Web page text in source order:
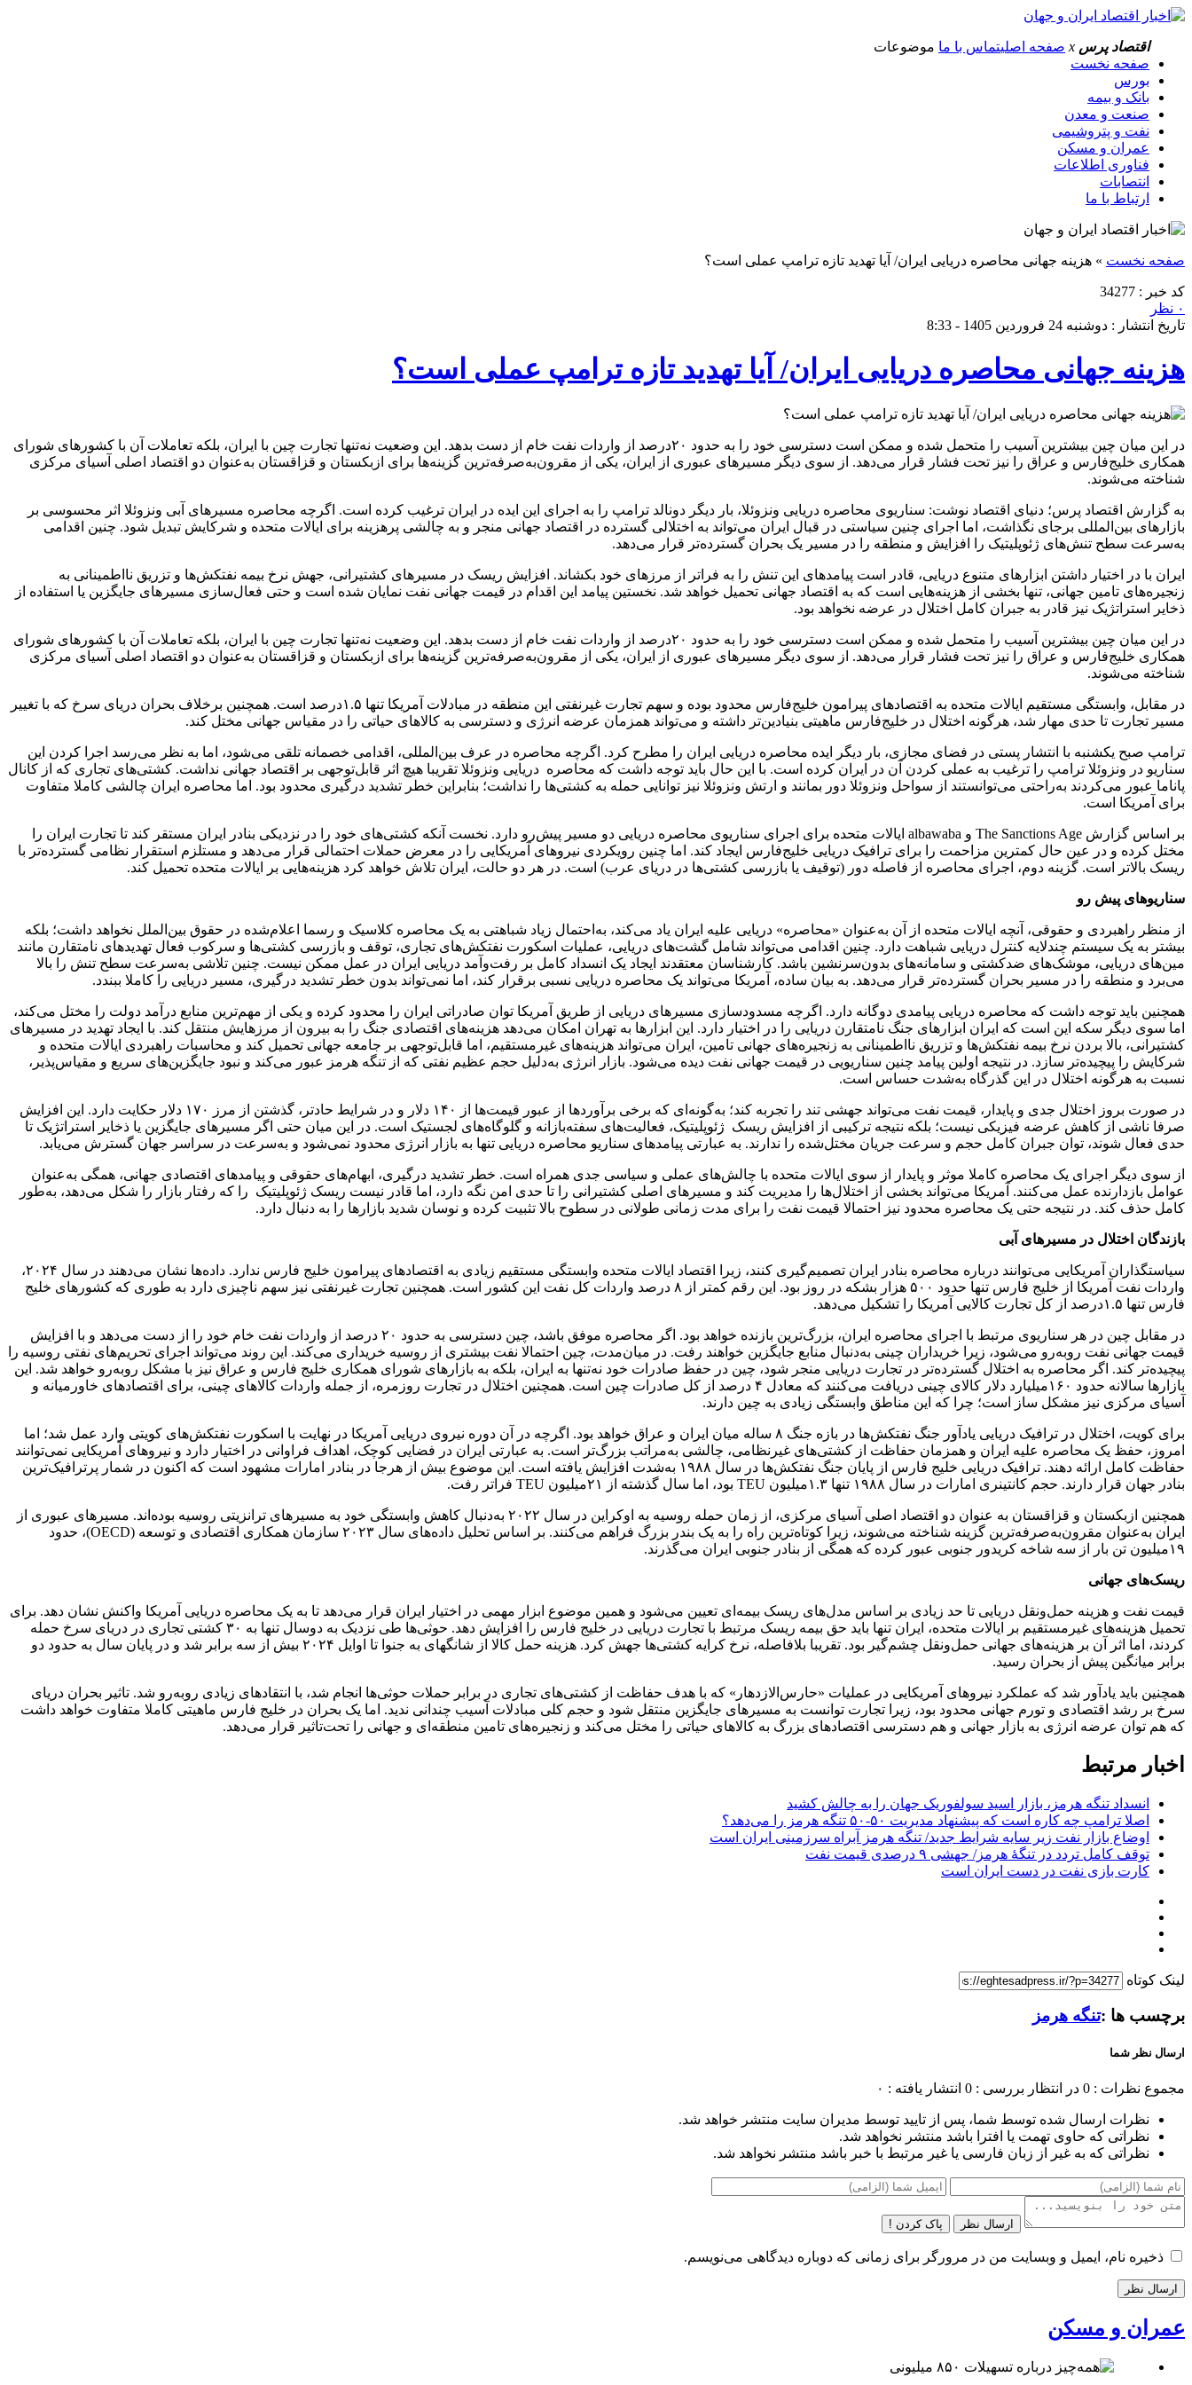
اقتصاد پرس x صفحه اصلیتماس با ما موضوعات
صفحه نخست
بورس
بانک و بیمه
صنعت و معدن
نفت و پتروشیمی
عمران و مسکن
فناوری اطلاعات
انتصابات
ارتباط با ما
صفحه نخست » هزینه جهانی محاصره دریایی ایران/ آیا تهدید تازه ترامپ عملی است؟
کد خبر : 34277
۰ نظر
تاریخ انتشار : دوشنبه 24 فروردین 1405 - 8:33
هزینه جهانی محاصره دریایی ایران/ آیا تهدید تازه ترامپ عملی است؟
در این میان چین بیشترین آسیب را متحمل شده و ممکن است دسترسی خود را به حدود ۲۰درصد از واردات نفت خام از دست بدهد. این وضعیت نه‌تنها تجارت چین با ایران، بلکه تعاملات آن با کشورهای شورای
همکاری خلیج‌فارس و عراق را نیز تحت فشار قرار می‌دهد. از سوی دیگر مسیرهای عبوری از ایران، یکی از مقرون‌به‌صرفه‌ترین گزینه‌ها برای ازبکستان و قزاقستان به‌عنوان دو اقتصاد اصلی آسیای مرکزی
شناخته می‌شوند.
به گزارش اقتصاد پرس؛ دنیای اقتصاد نوشت: سناریوی محاصره دریایی ونزوئلا، بار دیگر دونالد ترامپ را به اجرای این ایده در ایران ترغیب کرده است. اگرچه محاصره مسیر‌های آبی ونزوئلا اثر محسوسی بر
بازار‌های بین‌المللی برجای نگذاشت، اما اجرای چنین سیاستی در قبال ایران می‌تواند به اختلالی گسترده در اقتصاد جهانی منجر و به چالشی پرهزینه برای ایالات متحده و شرکایش تبدیل شود. چنین اقدامی
به‌سرعت سطح تنش‌های ژئوپلیتیک را افزایش و منطقه را در مسیر یک بحران گسترده‌تر قرار می‌دهد.
ایران با در اختیار داشتن ابزار‌های متنوع دریایی، قادر است پیامد‌های این تنش را به فراتر از مرز‌های خود بکشاند. افزایش ریسک در مسیر‌های کشتیرانی، جهش نرخ بیمه نفتکش‌ها و تزریق نااطمینانی به
زنجیره‌های تامین جهانی، تنها بخشی از هزینه‌هایی است که به اقتصاد جهانی تحمیل خواهد شد. نخستین پیامد این اقدام در قیمت جهانی نفت نمایان شده است و حتی فعال‌سازی مسیر‌های جایگزین یا استفاده از
ذخایر استراتژیک نیز قادر به جبران کامل اختلال در عرضه نخواهد بود.
در این میان چین بیشترین آسیب را متحمل شده و ممکن است دسترسی خود را به حدود ۲۰درصد از واردات نفت خام از دست بدهد. این وضعیت نه‌تنها تجارت چین با ایران، بلکه تعاملات آن با کشور‌های شورای
همکاری خلیج‌فارس و عراق را نیز تحت فشار قرار می‌دهد. از سوی دیگر مسیر‌های عبوری از ایران، یکی از مقرون‌به‌صرفه‌ترین گزینه‌ها برای ازبکستان و قزاقستان به‌عنوان دو اقتصاد اصلی آسیای مرکزی
شناخته می‌شوند.
در مقابل، وابستگی مستقیم ایالات متحده به اقتصاد‌های پیرامون خلیج‌فارس محدود بوده و سهم تجارت غیرنفتی این منطقه در مبادلات آمریکا تنها ۱.۵درصد است. همچنین برخلاف بحران دریای سرخ که با تغییر
مسیر تجارت تا حدی مهار شد، هرگونه اختلال در خلیج‌فارس ماهیتی بنیادین‌تر داشته و می‌تواند همزمان عرضه انرژی و دسترسی به کالا‌های حیاتی را در مقیاس جهانی مختل کند.
ترامپ صبح یکشنبه با انتشار پستی در فضای مجازی، بار دیگر ایده محاصره دریایی ایران را مطرح کرد. اگرچه محاصره در عرف بین‌المللی، اقدامی خصمانه تلقی می‌شود، اما به نظر می‌رسد اجرا کردن این
سناریو در ونزوئلا ترامپ را ترغیب به عملی کردن آن در ایران کرده است. با این حال باید توجه داشت که محاصره دریایی ونزوئلا تقریبا هیچ اثر قابل‌توجهی بر اقتصاد جهانی نداشت. کشتی‌های تجاری که از کانال
پاناما عبور می‌کردند به‌راحتی می‌توانستند از سواحل ونزوئلا دور بمانند و ارتش ونزوئلا نیز توانایی حمله به کشتی‌ها را نداشت؛ بنابراین خطر تشدید درگیری محدود بود. اما محاصره ایران چالشی کاملا متفاوت
برای آمریکا است.
بر اساس گزارش The Sanctions Age و albawaba ایالات متحده برای اجرای سناریوی محاصره دریایی دو مسیر پیش‌رو دارد. نخست آنکه کشتی‌های خود را در نزدیکی بنادر ایران مستقر کند تا تجارت ایران را
مختل کرده و در عین حال کمترین مزاحمت را برای ترافیک دریایی خلیج‌فارس ایجاد کند. اما چنین رویکردی نیرو‌های آمریکایی را در معرض حملات احتمالی قرار می‌دهد و مستلزم استقرار نظامی گسترده‌تر با
ریسک بالاتر است. گزینه دوم، اجرای محاصره از فاصله دور (توقیف یا بازرسی کشتی‌ها در دریای عرب) است. در هر دو حالت، ایران تلاش خواهد کرد هزینه‌هایی بر ایالات متحده تحمیل کند.
سناریو‌های پیش رو
از منظر راهبردی و حقوقی، آنچه ایالات متحده از آن به‌عنوان «محاصره» دریایی علیه ایران یاد می‌کند، به‌احتمال زیاد شباهتی به یک محاصره کلاسیک و رسما اعلام‌شده در حقوق بین‌الملل نخواهد داشت؛ بلکه
بیشتر به یک سیستم چندلایه کنترل دریایی شباهت دارد. چنین اقدامی می‌تواند شامل گشت‌های دریایی، عملیات اسکورت نفتکش‌های تجاری، توقف و بازرسی کشتی‌ها و سرکوب فعال تهدید‌های نامتقارن مانند
مین‌های دریایی، موشک‌های ضدکشتی و سامانه‌های بدون‌سرنشین باشد. کارشناسان معتقدند ایجاد یک انسداد کامل بر رفت‌وآمد دریایی ایران در عمل ممکن نیست. چنین تلاشی به‌سرعت سطح تنش را بالا
می‌برد و منطقه را در مسیر بحران گسترده‌تر قرار می‌دهد. به بیان ساده، آمریکا می‌تواند یک محاصره دریایی نسبی برقرار کند، اما نمی‌تواند بدون خطر تشدید درگیری، مسیر دریایی را کاملا ببندد.
همچنین باید توجه داشت که محاصره دریایی پیامدی دوگانه دارد. اگرچه مسدودسازی مسیر‌های دریایی از طریق آمریکا توان صادراتی ایران را محدود کرده و یکی از مهم‌ترین منابع درآمد دولت را مختل می‌کند،
اما سوی دیگر سکه این است که ایران ابزار‌های جنگ نامتقارن دریایی را در اختیار دارد. این ابزار‌ها به تهران امکان می‌دهد هزینه‌های اقتصادی جنگ را به بیرون از مرزهایش منتقل کند. با ایجاد تهدید در مسیر‌های
کشتیرانی، بالا بردن نرخ بیمه نفتکش‌ها و تزریق نااطمینانی به زنجیره‌های جهانی تامین، ایران می‌تواند هزینه‌های غیرمستقیم، اما قابل‌توجهی بر جامعه جهانی تحمیل کند و محاسبات راهبردی ایالات متحده و
شرکایش را پیچیده‌تر سازد. در نتیجه اولین پیامد چنین سناریویی در قیمت جهانی نفت دیده می‌شود. بازار انرژی به‌دلیل حجم عظیم نفتی که از تنگه هرمز عبور می‌کند و نبود جایگزین‌های سریع و مقیاس‌پذیر،
نسبت به هرگونه اختلال در این گذرگاه به‌شدت حساس است.
در صورت بروز اختلال جدی و پایدار، قیمت نفت می‌تواند جهشی تند را تجربه کند؛ به‌گونه‌ای که برخی برآورد‌ها از عبور قیمت‌ها از ۱۴۰ دلار و در شرایط حادتر، گذشتن از مرز ۱۷۰ دلار حکایت دارد. این افزایش
صرفا ناشی از کاهش عرضه فیزیکی نیست؛ بلکه نتیجه ترکیبی از افزایش ریسک ژئوپلیتیک، فعالیت‌های سفته‌بازانه و گلوگاه‌های لجستیک است. در این میان حتی اگر مسیر‌های جایگزین یا ذخایر استراتژیک تا
حدی فعال شوند، توان جبران کامل حجم و سرعت جریان مختل‌شده را ندارند. به عبارتی پیامد‌های سناریو محاصره دریایی تنها به بازار انرژی محدود نمی‌شود و به‌سرعت در سراسر جهان گسترش می‌یابد.
از سوی دیگر اجرای یک محاصره کاملا موثر و پایدار از سوی ایالات متحده با چالش‌های عملی و سیاسی جدی همراه است. خطر تشدید درگیری، ابهام‌های حقوقی و پیامد‌های اقتصادی جهانی، همگی به‌عنوان
عوامل بازدارنده عمل می‌کنند. آمریکا می‌تواند بخشی از اختلال‌ها را مدیریت کند و مسیر‌های اصلی کشتیرانی را تا حدی امن نگه دارد، اما قادر نیست ریسک ژئوپلیتیک را که رفتار بازار را شکل می‌دهد، به‌طور
کامل حذف کند. در نتیجه حتی یک محاصره محدود نیز احتمالا قیمت نفت را برای مدت زمانی طولانی در سطوح بالا تثبیت کرده و نوسان شدید بازار‌ها را به دنبال دارد.
بازندگان اختلال در مسیر‌های آبی
سیاستگذاران آمریکایی می‌توانند درباره محاصره بنادر ایران تصمیم‌گیری کنند، زیرا اقتصاد ایالات متحده وابستگی مستقیم زیادی به اقتصاد‌های پیرامون خلیج فارس ندارد. داده‌ها نشان می‌دهند در سال ۲۰۲۴،
واردات نفت آمریکا از خلیج فارس تنها حدود ۵۰۰ هزار بشکه در روز بود. این رقم کمتر از ۸ درصد واردات کل نفت این کشور است. همچنین تجارت غیرنفتی نیز سهم ناچیزی دارد به طوری که کشور‌های خلیج
فارس تنها ۱.۵درصد از کل تجارت کالایی آمریکا را تشکیل می‌دهد.
در مقابل چین در هر سناریوی مرتبط با اجرای محاصره ایران، بزرگ‌ترین بازنده خواهد بود. اگر محاصره موفق باشد، چین دسترسی به حدود ۲۰ درصد از واردات نفت خام خود را از دست می‌دهد و با افزایش
قیمت جهانی نفت روبه‌رو می‌شود، زیرا خریداران چینی به‌دنبال منابع جایگزین خواهند رفت. در میان‌مدت، چین احتمالا نفت بیشتری از روسیه خریداری می‌کند. این روند می‌تواند اجرای تحریم‌های نفتی روسیه را
پیچیده‌تر کند. اگر محاصره به اختلال گسترده‌تر در تجارت دریایی منجر شود، چین در حفظ صادرات خود نه‌تنها به ایران، بلکه به بازار‌های شورای همکاری خلیج فارس و عراق نیز با مشکل روبه‌رو خواهد شد. این
بازار‌ها سالانه حدود ۱۶۰‌میلیارد دلار کالای چینی دریافت می‌کنند که معادل ۴ درصد از کل صادرات چین است. همچنین اختلال در تجارت روزمره، از جمله واردات کالا‌های چینی، برای اقتصاد‌های خاورمیانه و
آسیای مرکزی نیز مشکل ساز است؛ چرا که این مناطق وابستگی زیادی به چین دارند.
برای کویت، اختلال در ترافیک دریایی یادآور جنگ نفتکش‌ها در بازه جنگ ۸ ساله میان ایران و عراق خواهد بود. اگرچه در آن دوره نیروی دریایی آمریکا در نهایت با اسکورت نفتکش‌های کویتی وارد عمل شد؛ اما
امروز، حفظ یک محاصره علیه ایران و همزمان حفاظت از کشتی‌های غیرنظامی، چالشی به‌مراتب بزرگ‌تر است. به عبارتی ایران در فضایی کوچک، اهداف فراوانی در اختیار دارد و نیرو‌های آمریکایی نمی‌توانند
حفاظت کامل ارائه دهند. ترافیک دریایی خلیج فارس از پایان جنگ نفتکش‌ها در سال ۱۹۸۸ به‌شدت افزایش یافته است. این موضوع بیش از هرجا در بنادر امارات مشهود است که اکنون در شمار پرترافیک‌ترین
بنادر جهان قرار دارند. حجم کانتینری امارات در سال ۱۹۸۸ تنها ۱.۳‌میلیون TEU بود، اما سال گذشته از ۲۱‌میلیون TEU فراتر رفت.
همچنین ازبکستان و قزاقستان به عنوان دو اقتصاد اصلی آسیای مرکزی، از زمان حمله روسیه به اوکراین در سال ۲۰۲۲ به‌دنبال کاهش وابستگی خود به مسیر‌های ترانزیتی روسیه بوده‌اند. مسیر‌های عبوری از
ایران به‌عنوان مقرون‌به‌صرفه‌ترین گزینه شناخته می‌شوند، زیرا کوتاه‌ترین راه را به یک بندر بزرگ فراهم می‌کنند. بر اساس تحلیل داده‌های سال ۲۰۲۳ سازمان همکاری اقتصادی و توسعه (OECD)، حدود
۱۹‌میلیون تن بار از سه شاخه کریدور جنوبی عبور کرده که همگی از بنادر جنوبی ایران می‌گذرند.
ریسک‌های جهانی
قیمت نفت و هزینه حمل‌ونقل دریایی تا حد زیادی بر اساس مدل‌های ریسک بیمه‌ای تعیین می‌شود و همین موضوع ابزار مهمی در اختیار ایران قرار می‌دهد تا به یک محاصره دریایی آمریکا واکنش نشان دهد. برای
تحمیل هزینه‌های غیرمستقیم بر ایالات متحده، ایران تنها باید حق بیمه ریسک مرتبط با تجارت دریایی در خلیج فارس را افزایش دهد. حوثی‌ها طی نزدیک به دوسال تنها به ۳۰ کشتی تجاری در دریای سرخ حمله
کردند، اما اثر آن بر هزینه‌های جهانی حمل‌ونقل چشم‌گیر بود. تقریبا بلافاصله، نرخ کرایه کشتی‌ها جهش کرد. هزینه حمل کالا از شانگهای به جنوا تا اوایل ۲۰۲۴ بیش از سه برابر شد و در پایان سال به حدود دو
برابر میانگین پیش از بحران رسید.
همچنین باید یادآور شد که عملکرد نیرو‌های آمریکایی در عملیات «حارس‌الازدهار» که با هدف حفاظت از کشتی‌های تجاری در برابر حملات حوثی‌ها انجام شد، با انتقاد‌های زیادی روبه‌رو شد. تاثیر بحران دریای
سرخ بر رشد اقتصادی و تورم جهانی محدود بود، زیرا تجارت توانست به مسیر‌های جایگزین منتقل شود و حجم کلی مبادلات آسیب چندانی ندید. اما یک بحران در خلیج فارس ماهیتی کاملا متفاوت خواهد داشت
که هم توان عرضه انرژی به بازار جهانی و هم دسترسی اقتصاد‌های بزرگ به کالا‌های حیاتی را مختل می‌کند و زنجیره‌های تامین منطقه‌ای و جهانی را تحت‌تاثیر قرار می‌دهد.
اخبار مرتبط
انسداد تنگه هرمز، بازار اسید سولفوریک جهان را به چالش کشید
اصلا ترامپ چه کاره است که پیشنهاد مدیریت ۵۰-۵۰ تنگه هرمز را می‌دهد؟
اوضاع بازار نفت زیر سایه شرایط جدید/ تنگه هرمز آبراه‌ سرزمینی ایران است
توقف کامل تردد در تنگۀ هرمز/ جهشی ۹ درصدی قیمت نفت
کارت بازی نفت در دست ایران است
لینک کوتاه
برچسب ها :تنگه هرمز
ارسال نظر شما
مجموع نظرات : 0 در انتظار بررسی : 0 انتشار یافته : ۰
نظرات ارسال شده توسط شما، پس از تایید توسط مدیران سایت منتشر خواهد شد.
نظراتی که حاوی تهمت یا افترا باشد منتشر نخواهد شد.
نظراتی که به غیر از زبان فارسی یا غیر مرتبط با خبر باشد منتشر نخواهد شد.
ارسال نظر پاک کردن !
ذخیره نام، ایمیل و وبسایت من در مرورگر برای زمانی که دوباره دیدگاهی می‌نویسم.
عمران و مسکن